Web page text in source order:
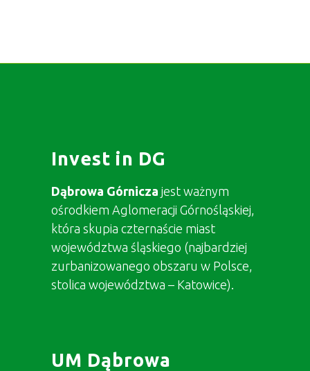
Invest in DG
Dąbrowa Górnicza jest ważnym
ośrodkiem Aglomeracji Górnośląskiej,
która skupia czternaście miast
województwa śląskiego (najbardziej
zurbanizowanego obszaru w Polsce,
stolica województwa – Katowice).
UM Dąbrowa